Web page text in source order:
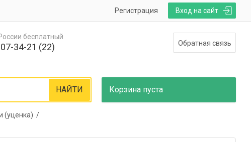
Вход на сайт
Регистрация
бесплатный
34-21 (22) Обратная связь
Корзина пуста
НАЙТИ
(уценка) /